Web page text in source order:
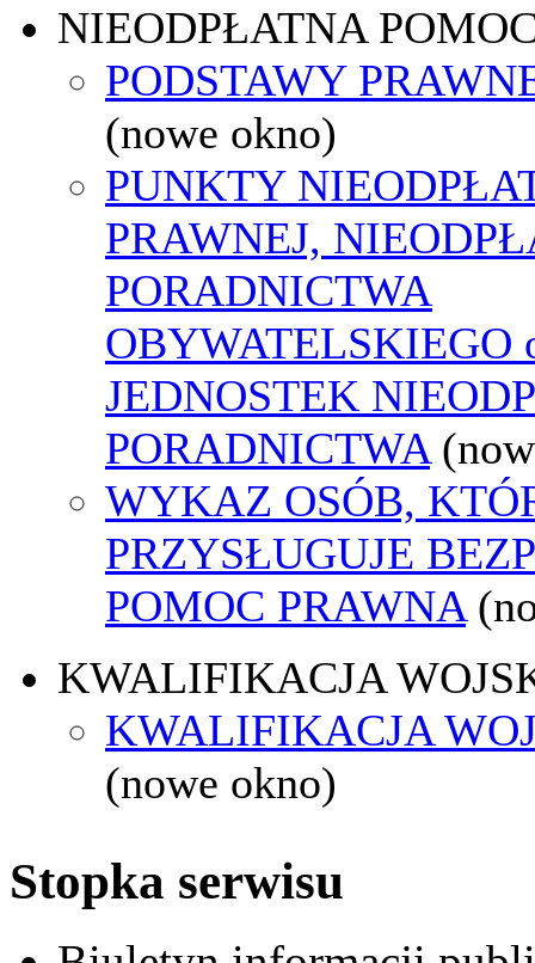
NIEODPŁATNA
PODSTAWY
(nowe okno)
PUNKTY
PRAWNEJ,
PORADNICTWA
OBYWATELSKIEGO
JEDNOSTEK
PORADNICTWA
WYKAZ OSÓB,
PRZYSŁUGUJE
POMOC PRAWNA
KWALIFIKACJA
KWALIFIKACJA
(nowe okno)
Stopka serwisu